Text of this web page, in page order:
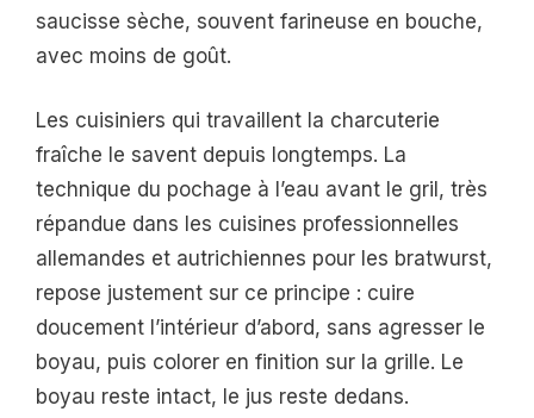
saucisse sèche, souvent farineuse en bouche,
avec moins de goût.
Les cuisiniers qui travaillent la charcuterie
fraîche le savent depuis longtemps. La
technique du pochage à l’eau avant le gril, très
répandue dans les cuisines professionnelles
allemandes et autrichiennes pour les bratwurst,
repose justement sur ce principe : cuire
doucement l’intérieur d’abord, sans agresser le
boyau, puis colorer en finition sur la grille. Le
boyau reste intact, le jus reste dedans.